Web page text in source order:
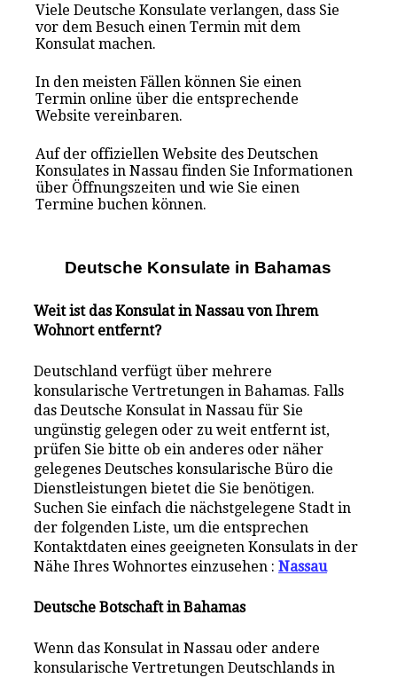
Viele Deutsche Konsulate verlangen, dass Sie
vor dem Besuch einen Termin mit dem
Konsulat machen.
In den meisten Fällen können Sie einen
Termin online über die entsprechende
Website vereinbaren.
Auf der offiziellen Website des Deutschen
Konsulates in Nassau finden Sie Informationen
über Öffnungszeiten und wie Sie einen
Termine buchen können.
Deutsche Konsulate in Bahamas
Weit ist das Konsulat in Nassau von Ihrem
Wohnort entfernt?
Deutschland verfügt über mehrere
konsularische Vertretungen in Bahamas. Falls
das Deutsche Konsulat in Nassau für Sie
ungünstig gelegen oder zu weit entfernt ist,
prüfen Sie bitte ob ein anderes oder näher
gelegenes Deutsches konsularische Büro die
Dienstleistungen bietet die Sie benötigen.
Suchen Sie einfach die nächstgelegene Stadt in
der folgenden Liste, um die entsprechen
Kontaktdaten eines geeigneten Konsulats in der
Nähe Ihres Wohnortes einzusehen :Nassau
Deutsche Botschaft in Bahamas
Wenn das Konsulat in Nassau oder andere
konsularische Vertretungen Deutschlands in